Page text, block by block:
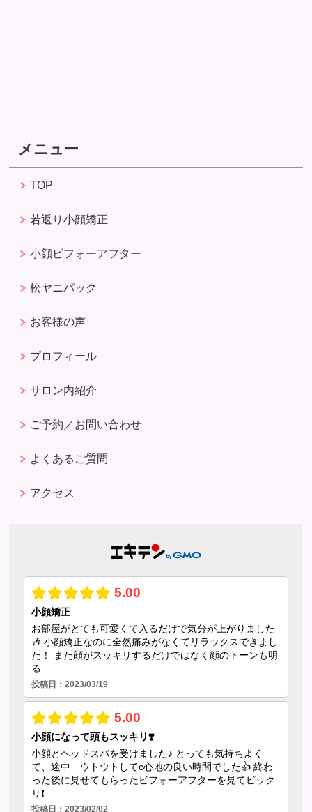
メニュー
TOP
若返り小顔矯正
小顔ビフォーアフター
松ヤニパック
お客様の声
プロフィール
サロン内紹介
ご予約／お問い合わせ
よくあるご質問
アクセス